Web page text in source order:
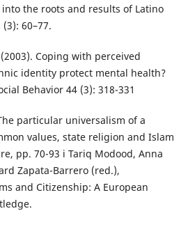
the roots and results of Latino
60–77.
Coping with perceived
identity protect mental health?
Behavior 44 (3): 318-331
particular universalism of a
values, state religion and Islam
pp. 70-93 i Tariq Modood, Anna
Zapata-Barrero (red.),
and Citizenship: A European